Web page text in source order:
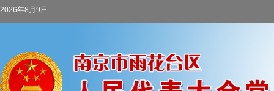
2026年8月9日